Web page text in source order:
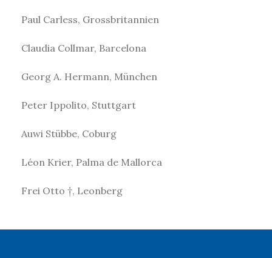
Paul Carless, Grossbritannien
Claudia Collmar, Barcelona
Georg A. Hermann, München
Peter Ippolito, Stuttgart
Auwi Stübbe, Coburg
Léon Krier, Palma de Mallorca
Frei Otto †, Leonberg